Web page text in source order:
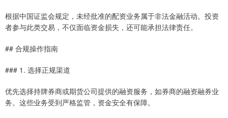
根据中国证监会规定，未经批准的配资业务属于非法金融活动。投资
者参与此类交易，不仅面临资金损失，还可能承担法律责任。
## 合规操作指南
### 1. 选择正规渠道
优先选择持牌券商或期货公司提供的融资服务，如券商的融资融券业
务。这些业务受到严格监管，资金安全有保障。